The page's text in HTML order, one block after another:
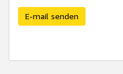
E-mail senden